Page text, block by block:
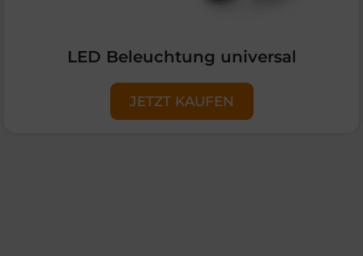
LED Beleuchtung universal
JETZT KAUFEN